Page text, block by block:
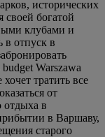
исторических
своей богатой
клубами и
в отпуск в
Warszawa
тратить все
от
отдыха в
в Варшаву,
старого